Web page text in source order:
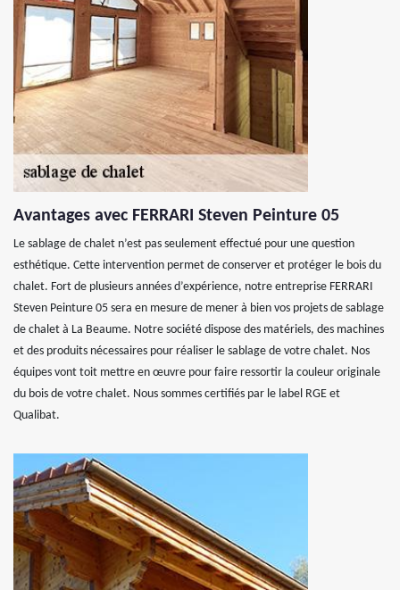
Avantages avec FERRARI Steven Peinture 05
Le sablage de chalet n’est pas seulement effectué pour une question
esthétique. Cette intervention permet de conserver et protéger le bois du
chalet. Fort de plusieurs années d’expérience, notre entreprise FERRARI
Steven Peinture 05 sera en mesure de mener à bien vos projets de sablage
de chalet à La Beaume. Notre société dispose des matériels, des machines
et des produits nécessaires pour réaliser le sablage de votre chalet. Nos
équipes vont toit mettre en œuvre pour faire ressortir la couleur originale
du bois de votre chalet. Nous sommes certifiés par le label RGE et
Qualibat.